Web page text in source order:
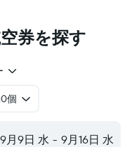
券を探す
個
9月9日 水 - 9月16日 水